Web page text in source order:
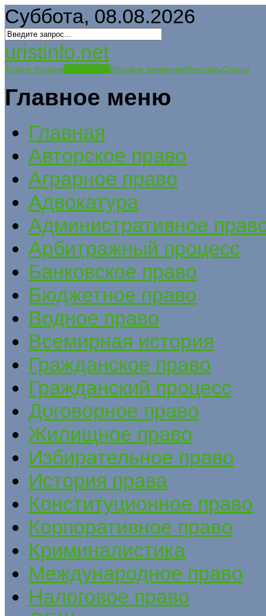
Суббота, 08.08.2026
uristinfo.net
Історія України Исковые заявленияКонтактыСтатьи
Главное меню
Главная
Авторское право
Аграрное право
Адвокатура
Административное
Арбитражный процесс
Банковское право
Бюджетное право
Водное право
Всемирная история
Гражданское право
Гражданский процесс
Договорное право
Жилищное право
Избирательное право
История права
Конституционное право
Корпоративное право
Криминалистика
Международное право
Налоговое право